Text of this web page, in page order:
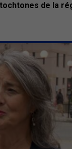
de la